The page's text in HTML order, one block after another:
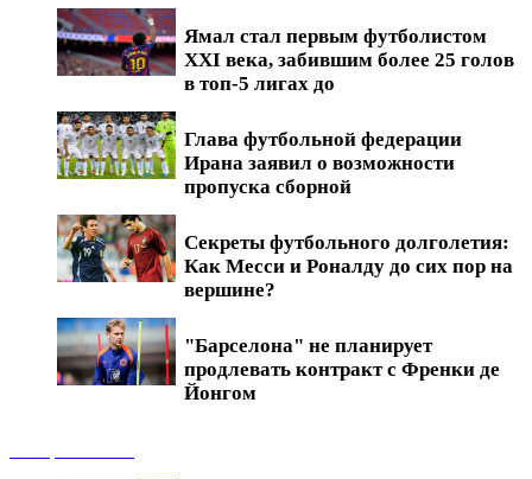
Ямал стал первым футболистом
XXI века, забившим более 25 голов
в топ-5 лигах до
Глава футбольной федерации
Ирана заявил о возможности
пропуска сборной
Секреты футбольного долголетия:
Как Месси и Роналду до сих пор на
вершине?
"Барселона" не планирует
продлевать контракт с Френки де
Йонгом